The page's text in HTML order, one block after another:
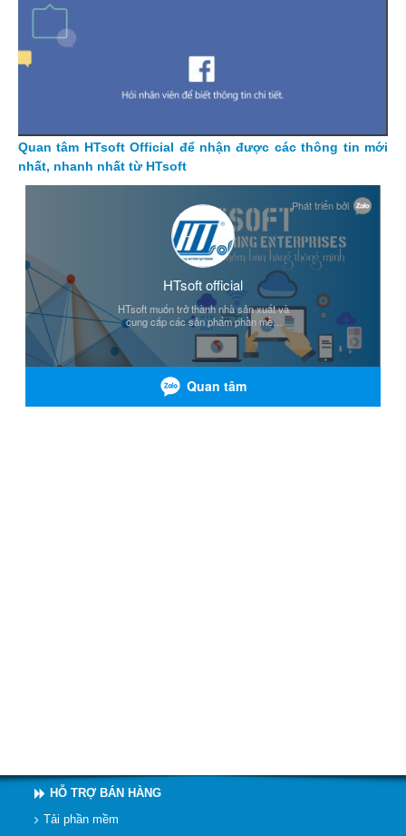
Quan tâm HTsoft Official để nhận được các thông tin mới
nhất, nhanh nhất từ HTsoft
HỖ TRỢ BÁN HÀNG
Tải phần mềm